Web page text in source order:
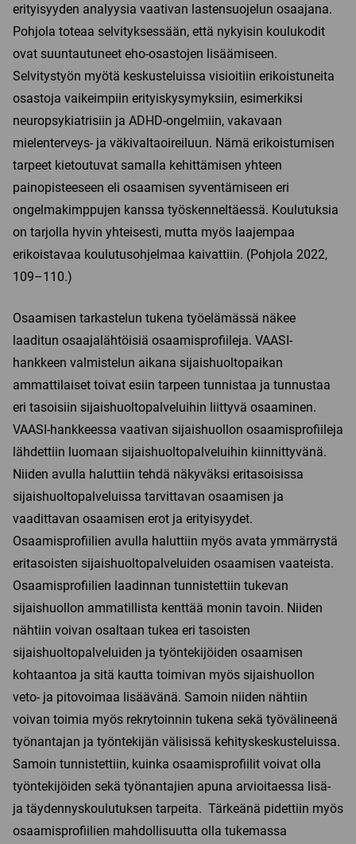
erityisyyden analyysia vaativan lastensuojelun osaajana.
Pohjola toteaa selvityksessään, että nykyisin koulukodit
ovat suuntautuneet eho-osastojen lisäämiseen.
Selvitystyön myötä keskusteluissa visioitiin erikoistuneita
osastoja vaikeimpiin erityiskysymyksiin, esimerkiksi
neuropsykiatrisiin ja ADHD-ongelmiin, vakavaan
mielenterveys- ja väkivaltaoireiluun. Nämä erikoistumisen
tarpeet kietoutuvat samalla kehittämisen yhteen
painopisteeseen eli osaamisen syventämiseen eri
ongelmakimppujen kanssa työskenneltäessä. Koulutuksia
on tarjolla hyvin yhteisesti, mutta myös laajempaa
erikoistavaa koulutusohjelmaa kaivattiin. (Pohjola 2022,
109–110.)
Osaamisen tarkastelun tukena työelämässä näkee
laaditun osaajalähtöisiä osaamisprofiileja. VAASI-
hankkeen valmistelun aikana sijaishuoltopaikan
ammattilaiset toivat esiin tarpeen tunnistaa ja tunnustaa
eri tasoisiin sijaishuoltopalveluihin liittyvä osaaminen.
VAASI-hankkeessa vaativan sijaishuollon osaamisprofiileja
lähdettiin luomaan sijaishuoltopalveluihin kiinnittyvänä.
Niiden avulla haluttiin tehdä näkyväksi eritasoisissa
sijaishuoltopalveluissa tarvittavan osaamisen ja
vaadittavan osaamisen erot ja erityisyydet.
Osaamisprofiilien avulla haluttiin myös avata ymmärrystä
eritasoisten sijaishuoltopalveluiden osaamisen vaateista.
Osaamisprofiilien laadinnan tunnistettiin tukevan
sijaishuollon ammatillista kenttää monin tavoin. Niiden
nähtiin voivan osaltaan tukea eri tasoisten
sijaishuoltopalveluiden ja työntekijöiden osaamisen
kohtaantoa ja sitä kautta toimivan myös sijaishuollon
veto- ja pitovoimaa lisäävänä. Samoin niiden nähtiin
voivan toimia myös rekrytoinnin tukena sekä työvälineenä
työnantajan ja työntekijän välisissä kehityskeskusteluissa.
Samoin tunnistettiin, kuinka osaamisprofiilit voivat olla
työntekijöiden sekä työnantajien apuna arvioitaessa lisä-
ja täydennyskoulutuksen tarpeita. Tärkeänä pidettiin myös
osaamisprofiilien mahdollisuutta olla tukemassa